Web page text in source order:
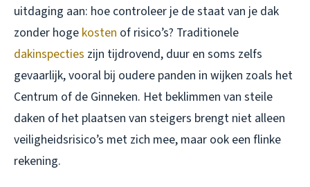
uitdaging aan: hoe controleer je de staat van je dak
zonder hoge kosten of risico’s? Traditionele
dakinspecties zijn tijdrovend, duur en soms zelfs
gevaarlijk, vooral bij oudere panden in wijken zoals het
Centrum of de Ginneken. Het beklimmen van steile
daken of het plaatsen van steigers brengt niet alleen
veiligheidsrisico’s met zich mee, maar ook een flinke
rekening.